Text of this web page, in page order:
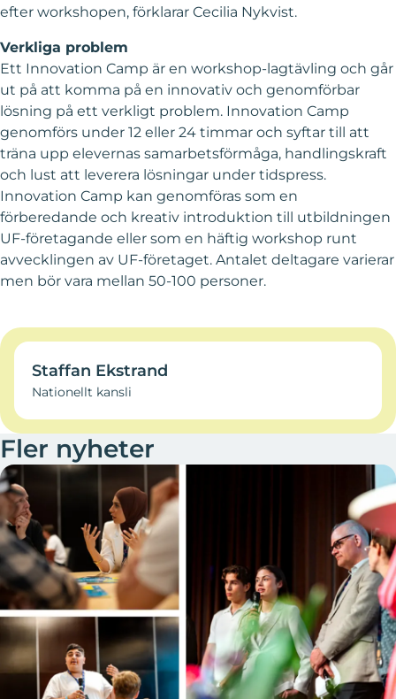
efter workshopen, förklarar Cecilia Nykvist.
Verkliga problem
Ett Innovation Camp är en workshop-lagtävling och går
ut på att komma på en innovativ och genomförbar
lösning på ett verkligt problem. Innovation Camp
genomförs under 12 eller 24 timmar och syftar till att
träna upp elevernas samarbetsförmåga, handlingskraft
och lust att leverera lösningar under tidspress.
Innovation Camp kan genomföras som en
förberedande och kreativ introduktion till utbildningen
UF-företagande eller som en häftig workshop runt
avvecklingen av UF-företaget. Antalet deltagare varierar
men bör vara mellan 50-100 personer.
Staffan Ekstrand
Nationellt kansli
Fler nyheter